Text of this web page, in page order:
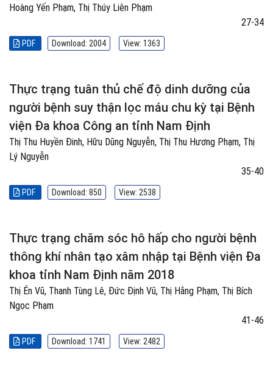
Hoàng Yến Phạm, Thị Thúy Liên Phạm
27-34
PDF Download: 2004 View: 1363
Thực trạng tuân thủ chế độ dinh dưỡng của
người bệnh suy thận lọc máu chu kỳ tại Bệnh
viện Đa khoa Công an tỉnh Nam Định
Thị Thu Huyền Đinh, Hữu Dũng Nguyễn, Thị Thu Hương Phạm, Thị
Lý Nguyễn
35-40
PDF Download: 850 View: 2538
Thực trạng chăm sóc hô hấp cho người bệnh
thông khí nhân tạo xâm nhập tại Bệnh viện Đa
khoa tỉnh Nam Định năm 2018
Thị Én Vũ, Thanh Tùng Lê, Đức Định Vũ, Thị Hằng Phạm, Thị Bích
Ngọc Phạm
41-46
PDF Download: 1741 View: 2482